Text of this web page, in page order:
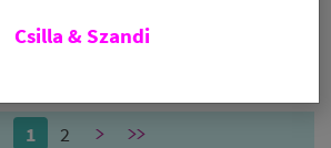
CÍMKÉK:
1 2 > >>
Csilla & Szandi